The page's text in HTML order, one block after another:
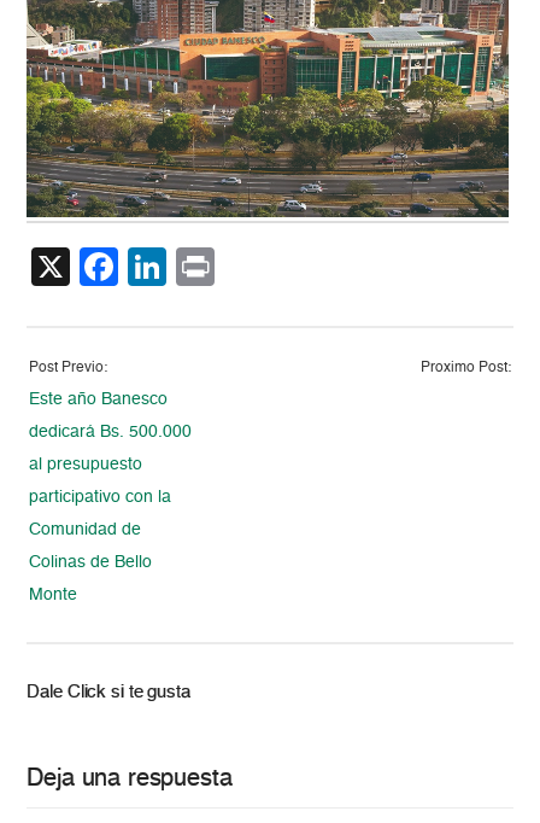
X Facebook
LinkedIn
Post Previo:
Este año Banesco
dedicará Bs. 500.000
al presupuesto
participativo con la
Comunidad de
Colinas de Bello
Monte
Proximo Post:
Dale Click si te gusta
Deja una respuesta